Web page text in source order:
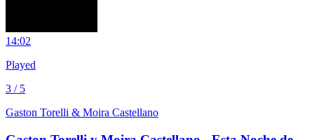
14:02
Played
3 / 5
Gaston Torelli & Moira Castellano